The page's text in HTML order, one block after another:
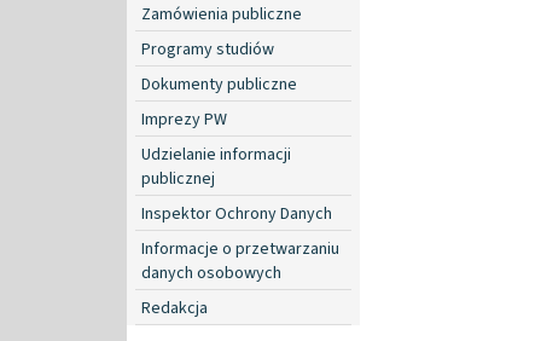
Zamówienia publiczne
Programy studiów
Dokumenty publiczne
Imprezy PW
Udzielanie informacji
publicznej
Inspektor Ochrony Danych
Informacje o przetwarzaniu
danych osobowych
Redakcja